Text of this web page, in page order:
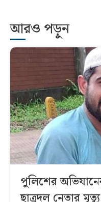
আরও পড়ুন
পুলিশের
ছাত্রদল নেতার